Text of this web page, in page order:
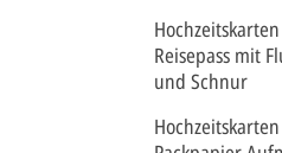
Reisepass mit
und Schnur